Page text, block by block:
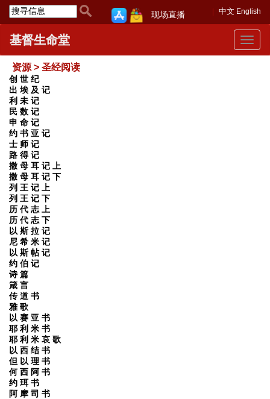
中文 English
现场直播
Toggle
基督生命堂
资源 > 圣经阅读
创 世 纪
出 埃 及 记
利 未 记
民 数 记
申 命 记
约 书 亚 记
士 师 记
路 得 记
撒 母 耳 记 上
撒 母 耳 记 下
列 王 记 上
列 王 记 下
历 代 志 上
历 代 志 下
以 斯 拉 记
尼 希 米 记
以 斯 帖 记
约 伯 记
诗 篇
箴 言
传 道 书
雅 歌
以 赛 亚 书
耶 利 米 书
耶 利 米 哀 歌
以 西 结 书
但 以 理 书
何 西 阿 书
约 珥 书
阿 摩 司 书